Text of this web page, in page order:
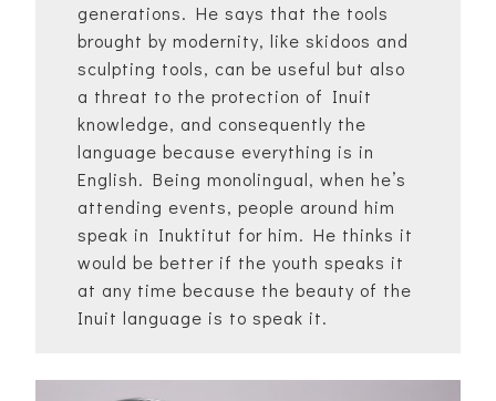
generations. He says that the tools
brought by modernity, like skidoos and
sculpting tools, can be useful but also
a threat to the protection of Inuit
knowledge, and consequently the
language because everything is in
English. Being monolingual, when he’s
attending events, people around him
speak in Inuktitut for him. He thinks it
would be better if the youth speaks it
at any time because the beauty of the
Inuit language is to speak it.